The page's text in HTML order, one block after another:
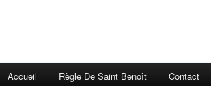
Accueil Règle De Saint Benoît Contact